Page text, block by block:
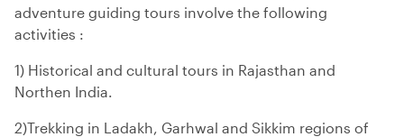
adventure guiding tours involve the following
activities :
1) Historical and cultural tours in Rajasthan and
Northen India.
2)Trekking in Ladakh, Garhwal and Sikkim regions of